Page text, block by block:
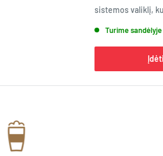
sistemos valiklį,
Turime sandėlyje